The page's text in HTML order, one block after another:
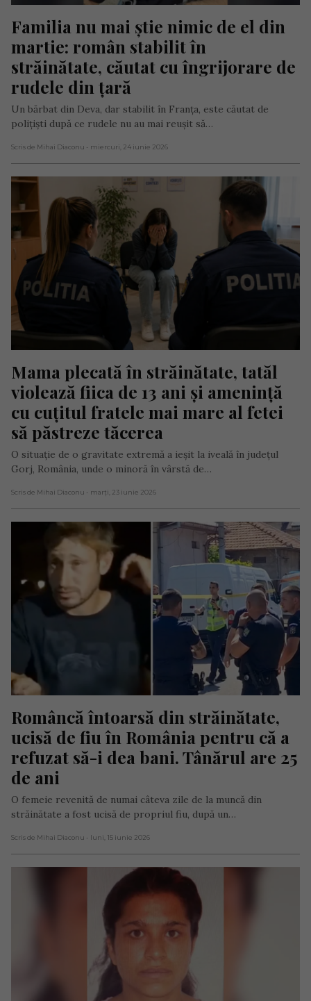
Familia nu mai știe nimic de el din
martie: român stabilit în
străinătate, căutat cu îngrijorare de
rudele din țară
Un bărbat din Deva, dar stabilit în Franța, este căutat de
polițiști după ce rudele nu au mai reușit să…
Scris de Mihai Diaconu - miercuri, 24 iunie 2026
Mama plecată în străinătate, tatăl
violează fiica de 13 ani și amenință
cu cuțitul fratele mai mare al fetei
să păstreze tăcerea
O situație de o gravitate extremă a ieșit la iveală în județul
Gorj, România, unde o minoră în vârstă de…
Scris de Mihai Diaconu - marți, 23 iunie 2026
Româncă întoarsă din străinătate,
ucisă de fiu în România pentru că a
refuzat să-i dea bani. Tânărul are 25
de ani
O femeie revenită de numai câteva zile de la muncă din
străinătate a fost ucisă de propriul fiu, după un…
Scris de Mihai Diaconu - luni, 15 iunie 2026